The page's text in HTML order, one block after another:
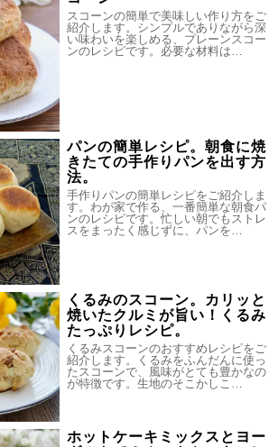
スコーンの簡単で美味しい作り方をご
紹介します。シンプルでありながら深
い味わいを楽しめる、プレーンスコー
ンのレシピです。必要な材料は…
パンの簡単レシピ。朝食に焼
きたての手作りパンを出す方
法。
手作りパンの簡単レシピをご紹介しま
す。わが家で作る、一番簡単な朝食パ
ンのレシピです。忙しい朝でもストレ
スをまったく感じずに、パンを…
くるみのスコーン。カリッと
焼いたクルミが旨い！くるみ
たっぷりレシピ。
くるみスコーンのおすすめレシピをご
紹介します。くるみをふんだんに使っ
たスコーンで、風味がとても豊かなの
が特徴です。生地のそこかしこ…
ホットケーキミックスとヨー